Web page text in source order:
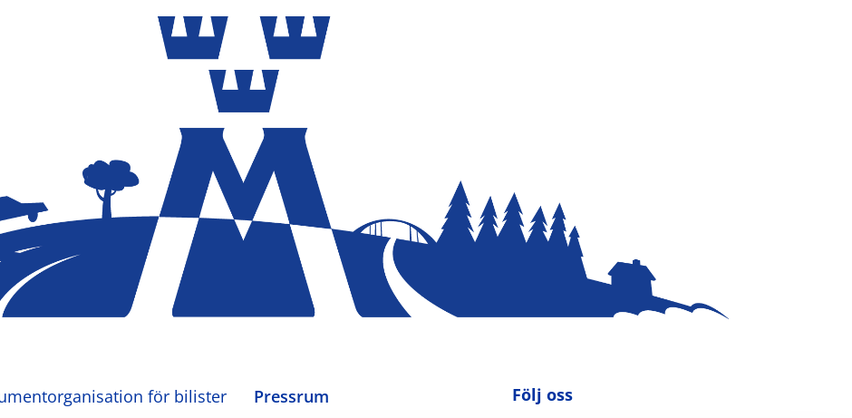
för bilister
Pressrum Följ oss